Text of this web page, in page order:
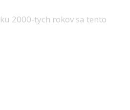
2000-tych rokov sa tento